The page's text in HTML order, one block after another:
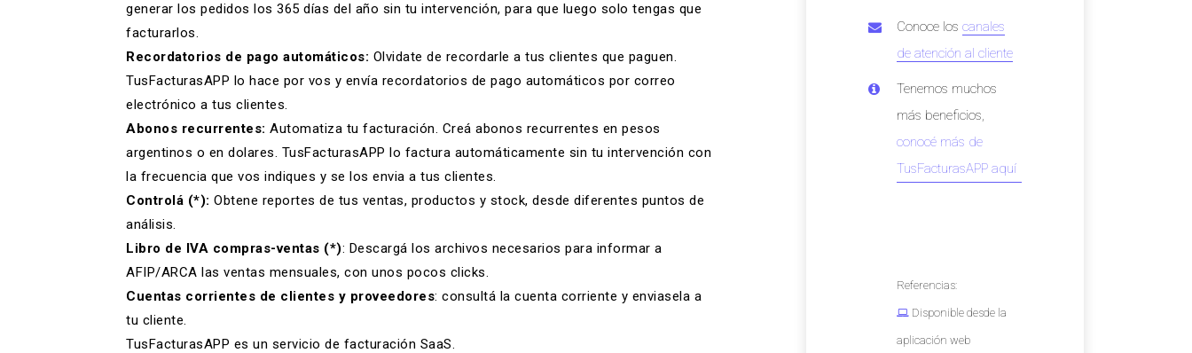
generar los pedidos los 365 días del año sin tu intervención, para que luego solo tengas que
facturarlos.
Recordatorios de pago automáticos: Olvidate de recordarle a tus clientes que paguen.
TusFacturasAPP lo hace por vos y envía recordatorios de pago automáticos por correo
electrónico a tus clientes.
Abonos recurrentes: Automatiza tu facturación. Creá abonos recurrentes en pesos
argentinos o en dolares. TusFacturasAPP lo factura automáticamente sin tu intervención con
la frecuencia que vos indiques y se los envia a tus clientes.
Controlá (*): Obtene reportes de tus ventas, productos y stock, desde diferentes puntos de
análisis.
Libro de IVA compras-ventas (*): Descargá los archivos necesarios para informar a
AFIP/ARCA las ventas mensuales, con unos pocos clicks.
Cuentas corrientes de clientes y proveedores: consultá la cuenta corriente y enviasela a
tu cliente.
TusFacturasAPP es un servicio de facturación SaaS.
Conoce los canales
de atención al cliente
Tenemos muchos
más beneficios,
conocé más de
TusFacturasAPP aquí
Referencias:
Disponible desde la
aplicación web